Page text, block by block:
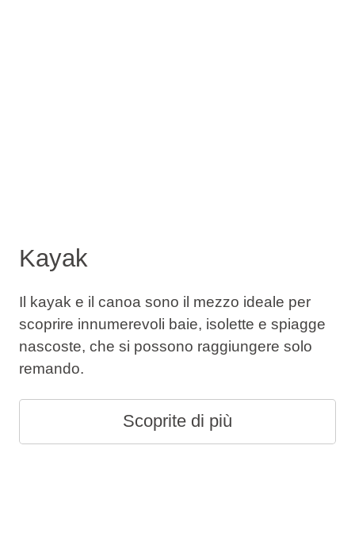
Kayak
Il kayak e il canoa sono il mezzo ideale per
scoprire innumerevoli baie, isolette e spiagge
nascoste, che si possono raggiungere solo
remando.
Scoprite di più